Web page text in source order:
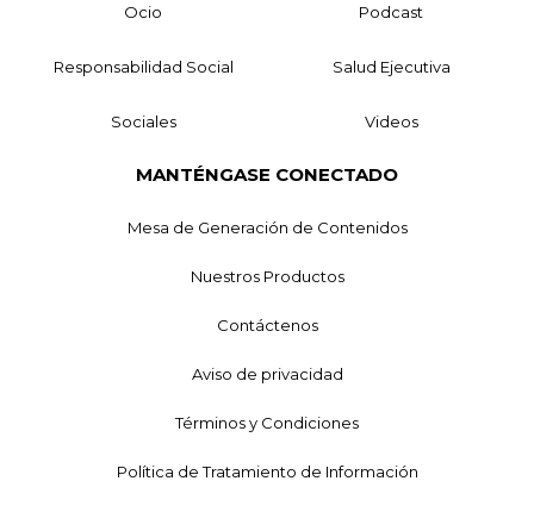
Ocio Podcast
Responsabilidad Social Salud Ejecutiva
Sociales Videos
MANTÉNGASE CONECTADO
Mesa de Generación de Contenidos
Nuestros Productos
Contáctenos
Aviso de privacidad
Términos y Condiciones
Política de Tratamiento de Información